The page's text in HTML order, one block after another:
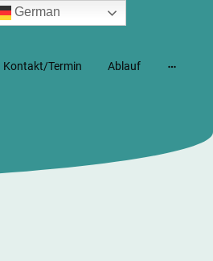
Kontakt/Termin Ablauf
German